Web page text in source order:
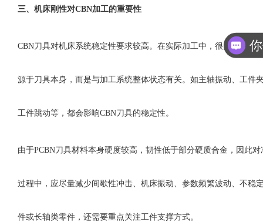
三、 机床刚性对CBN加工的重要性
CBN刀具对机床系统稳定性要求较高。在实际加工中，很多刀具异
源于刀具本身，而是与加工系统整体状态有关。如主轴振动、工件
工件跳动等，都会影响CBN刀具的稳定性。
由于PCBN刀具材料本身硬度较高，韧性低于部分硬质合金，因此
过程中，应尽量减少间歇性冲击、机床振动、参数频繁波动、不稳
件或长轴类零件，还需要重点关注工件支撑方式。